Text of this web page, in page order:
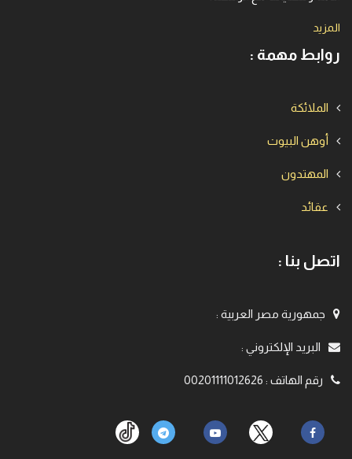
المزيد
روابط مهمة :
الملائكة
أوهن البيوت
المهتدون
عقائد
اتصل بنا :
جمهورية مصر العربية :
البريد الإلكتروني :
رقم الهاتف :
00201111012626